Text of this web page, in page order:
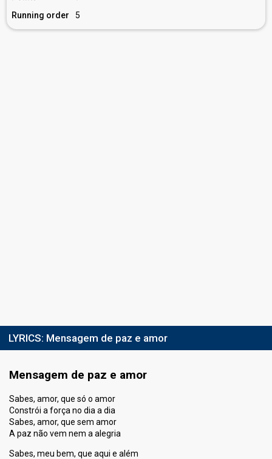
Running order
5
LYRICS: Mensagem de paz e amor
Mensagem de paz e amor
Sabes, amor, que só o amor
Constrói a força no dia a dia
Sabes, amor, que sem amor
A paz não vem nem a alegria
Sabes, meu bem, que aqui e além